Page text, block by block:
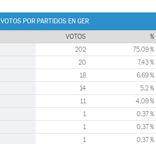
VOTOS POR PARTIDOS EN GER
VOTOS %
202 75,09 %
20 7,43 %
18 6,69 %
14 5,2 %
11 4,09 %
1 0,37 %
1 0,37 %
1 0,37 %